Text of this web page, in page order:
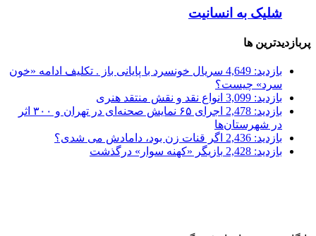
شلیک به انسانیت
پربازدیدترین ها
بازدید: 4,649
سریال خونسرد با پایانی باز . تکلیف ادامه «خون
سرد» چیست؟
بازدید: 3,099
انواع نقد و نقش منتقد هنری
بازدید: 2,478
اجرای ۶۵ نمایش صحنه‌ای در تهران و ۳۰۰ اثر
در شهرستان‌ها
بازدید: 2,436
اگر قنات زن بود، دامادش می شدی؟
بازدید: 2,428
بازیگر «کهنه سوار» درگذشت